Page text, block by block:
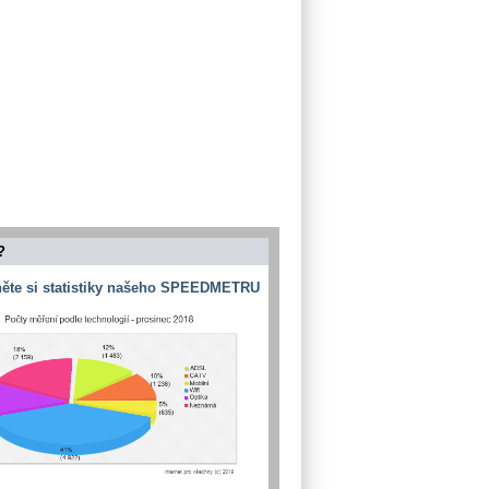
si statistiky našeho SPEEDMETRU